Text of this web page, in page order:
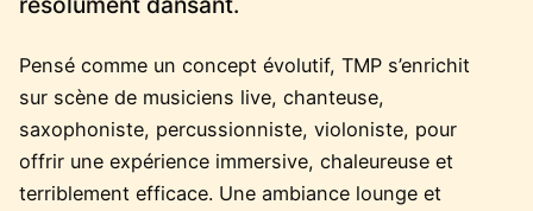
Pensé comme un concept évolutif, TMP s’enrichit
sur scène de musiciens live, chanteuse,
saxophoniste, percussionniste, violoniste, pour
offrir une expérience immersive, chaleureuse et
terriblement efficace. Une ambiance lounge et